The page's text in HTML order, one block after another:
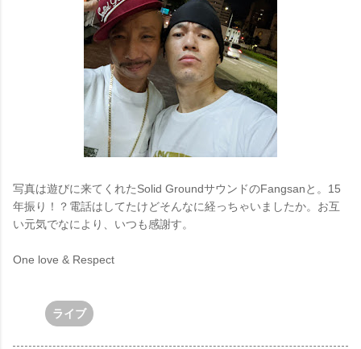
写真は遊びに来てくれたSolid GroundサウンドのFangsanと。15
年振り！？電話はしてたけどそんなに経っちゃいましたか。お互
い元気でなにより、いつも感謝す。
One love & Respect
ライブ